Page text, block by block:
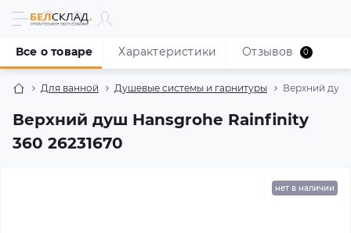
Для ванной Душевые системы и гарнитуры Верхний душ
Верхний душ Hansgrohe Rainfinity
360 26231670
Все о товаре Характеристики Отзывов 0
нет в наличии